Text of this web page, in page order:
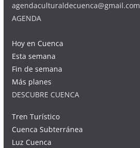
agendaculturaldecuenca@gmail.com
AGENDA
Hoy en Cuenca
Esta semana
Fin de semana
Más planes
DESCUBRE CUENCA
Tren Turístico
Cuenca Subterránea
Luz Cuenca